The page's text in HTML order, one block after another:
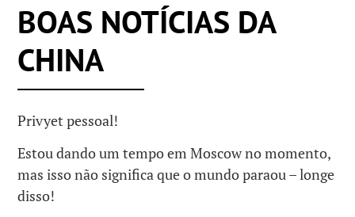
BOAS NOTÍCIAS DA
CHINA
Privyet pessoal!
Estou dando um tempo em Moscow no momento,
mas isso não significa que o mundo paraou – longe
disso!